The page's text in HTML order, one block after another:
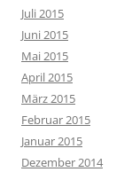
Juli 2015
Juni 2015
Mai 2015
April 2015
März 2015
Februar 2015
Januar 2015
Dezember 2014